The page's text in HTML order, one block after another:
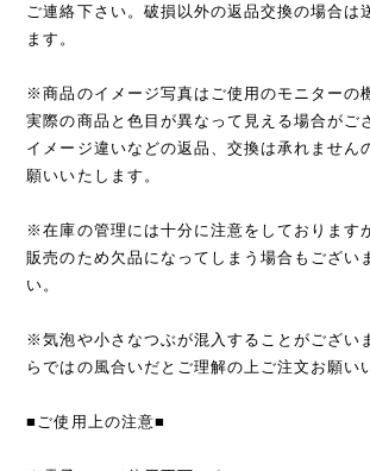
ご連絡下さい。破損以外の返品交換の場合は
ます。
※商品のイメージ写真はご使用のモニターの
実際の商品と色目が異なって見える場合がご
イメージ違いなどの返品、交換は承れません
願いいたします。
※在庫の管理には十分に注意をしております
販売のため欠品になってしまう場合もござい
い。
※気泡や小さなつぶが混入することがござい
らではの風合いだとご理解の上ご注文お願い
■ご使用上の注意■